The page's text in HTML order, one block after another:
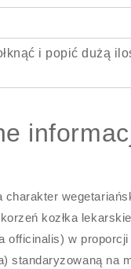
i popić dużą
charakter
kozłka
officinalis) w proporcji
standaryzowaną na